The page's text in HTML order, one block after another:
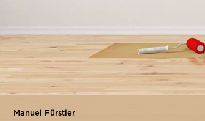
STEINTEPPICH
UMWELT & GESUNDHEIT
Manuel Fürstler